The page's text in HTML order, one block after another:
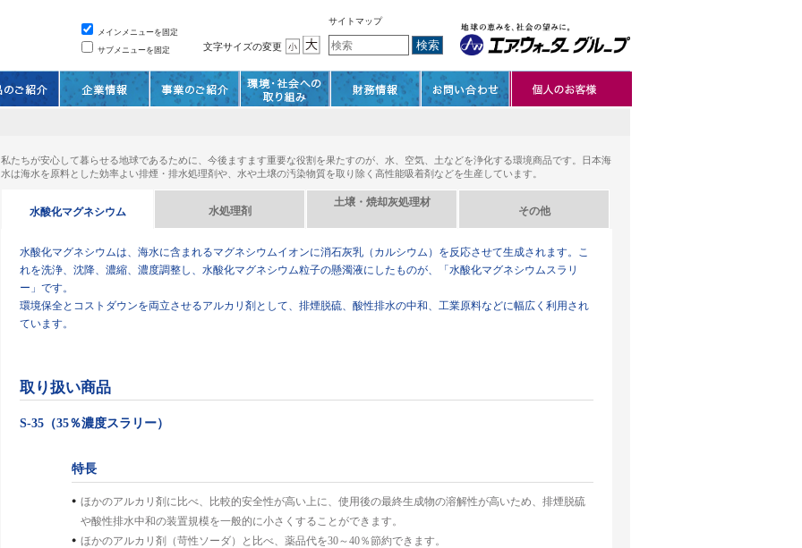
メインメニューを固定
サブメニューを固定
文字サイズの変更
サイトマップ
私たちが安心して暮らせる地球であるために、今後ますます重要な役割を果たすのが、水、空気、土などを浄化する環境商品です。日本海
水は海水を原料とした効率よい排煙・排水処理剤や、水や土壌の汚染物質を取り除く高性能吸着剤などを生産しています。
水酸化マグネシウム 水処理剤
土壌・焼却灰処理材
その他
水酸化マグネシウムは、海水に含まれるマグネシウムイオンに消石灰乳（カルシウム）を反応させて生成されます。こ
れを洗浄、沈降、濃縮、濃度調整し、水酸化マグネシウム粒子の懸濁液にしたものが、「水酸化マグネシウムスラリ
ー」です。
環境保全とコストダウンを両立させるアルカリ剤として、排煙脱硫、酸性排水の中和、工業原料などに幅広く利用され
ています。
取り扱い商品
S-35（35％濃度スラリー）
特長
ほかのアルカリ剤に比べ、比較的安全性が高い上に、使用後の最終生成物の溶解性が高いため、排煙脱硫
や酸性排水中和の装置規模を一般的に小さくすることができます。
ほかのアルカリ剤（苛性ソーダ）と比べ、薬品代を30～40％節約できます。